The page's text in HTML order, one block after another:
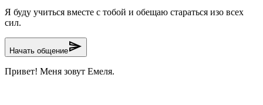
Я буду учиться вместе с тобой и обещаю стараться изо всех
сил.
Начать общениеsend
Привет! Меня зовут Емеля.